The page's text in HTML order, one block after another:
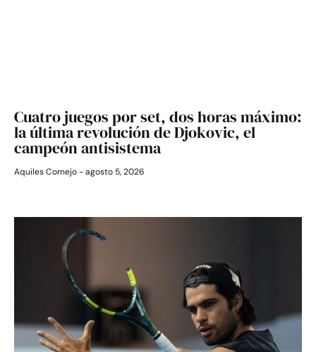
Cuatro juegos por set, dos horas máximo:
la última revolución de Djokovic, el
campeón antisistema
Aquiles Cornejo agosto 5, 2026